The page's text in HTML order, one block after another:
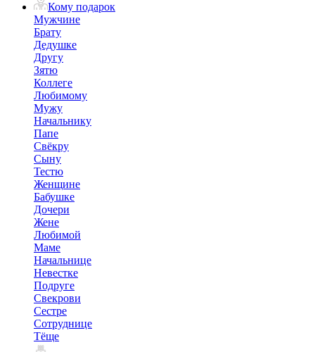
Кому подарок
Мужчине
Брату
Дедушке
Другу
Зятю
Коллеге
Любимому
Мужу
Начальнику
Папе
Свёкру
Сыну
Тестю
Женщине
Бабушке
Дочери
Жене
Любимой
Маме
Начальнице
Невестке
Подруге
Свекрови
Сестре
Сотруднице
Тёще